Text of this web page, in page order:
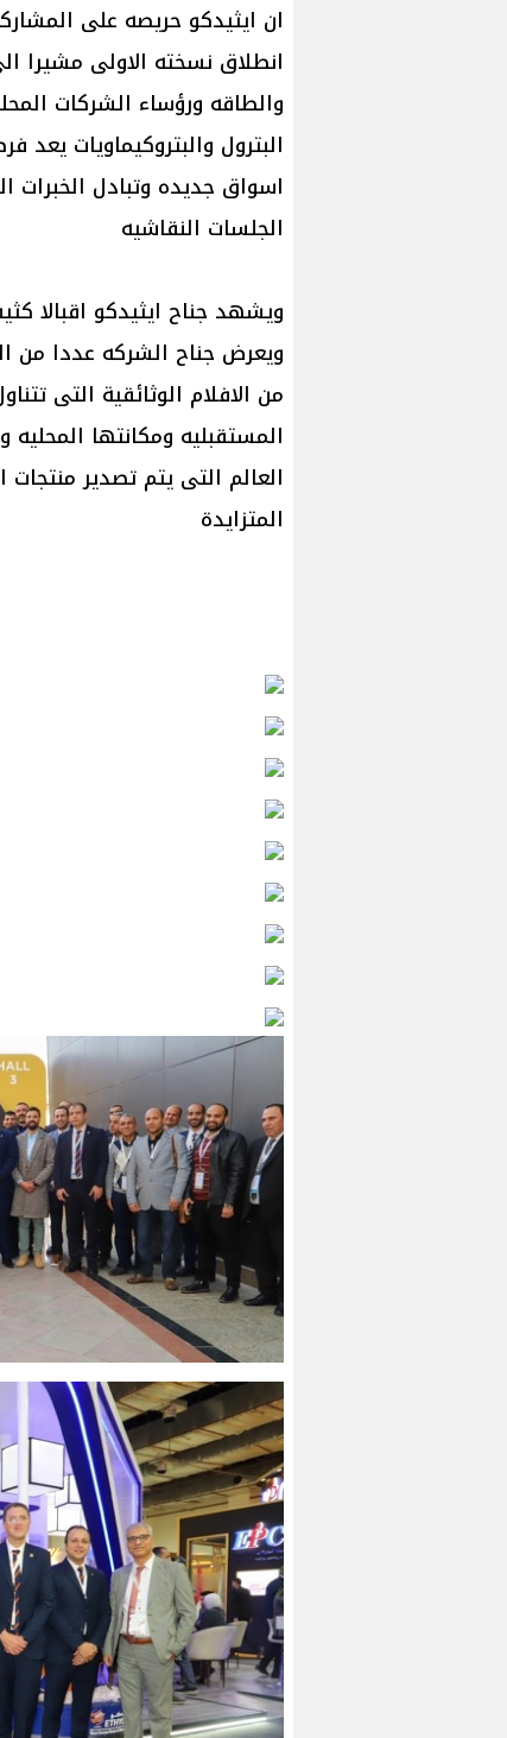
ان ايثيدكو حريصه على
انطلاق نسخته الاولى مشيرا
والطاقه ورؤساء الشركات
البترول والبتروكيماويات يعد
اسواق جديده وتبادل الخبرات
الجلسات النقاشيه
ويشهد جناح ايثيدكو اقبالا
ويعرض جناح الشركه عددا
من الافلام الوثائقية التى
المستقبليه ومكانتها المحليه
العالم التى يتم تصدير
المتزايدة